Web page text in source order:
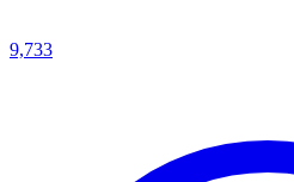
9,733